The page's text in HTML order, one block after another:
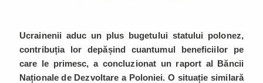
Ucrainenii aduc un plus bugetului statului polonez,
contribuția lor depășind cuantumul beneficiilor pe
care le primesc, a concluzionat un raport al Băncii
Naționale de Dezvoltare a Poloniei. O situație similară